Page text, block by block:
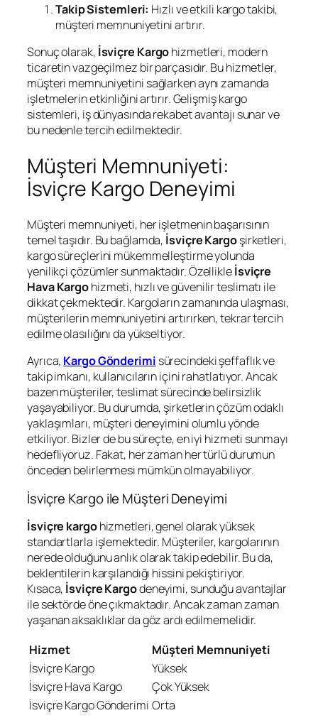
Takip Sistemleri: Hızlı ve etkili kargo takibi,
müşteri memnuniyetini artırır.
Sonuç olarak, İsviçre Kargohizmetleri, modern
ticaretin vazgeçilmez bir parçasıdır. Bu hizmetler,
müşteri memnuniyetini sağlarken aynı zamanda
işletmelerin etkinliğini artırır. Gelişmiş kargo
sistemleri, iş dünyasında rekabet avantajı sunar ve
bu nedenle tercih edilmektedir.
Müşteri Memnuniyeti:
İsviçre Kargo Deneyimi
Müşteri memnuniyeti, her işletmenin başarısının
temel taşıdır. Bu bağlamda, İsviçre Kargoşirketleri,
kargo süreçlerini mükemmelleştirme yolunda
yenilikçi çözümler sunmaktadır. Özellikleİsviçre
Hava Kargohizmeti, hızlı ve güvenilir teslimatı ile
dikkat çekmektedir. Kargoların zamanında ulaşması,
müşterilerin memnuniyetini artırırken, tekrar tercih
edilme olasılığını da yükseltiyor.
Ayrıca, Kargo Gönderimi sürecindeki şeffaflık ve
takip imkanı, kullanıcıların içini rahatlatıyor. Ancak
bazen müşteriler, teslimat sürecinde belirsizlik
yaşayabiliyor. Bu durumda, şirketlerin çözüm odaklı
yaklaşımları, müşteri deneyimini olumlu yönde
etkiliyor. Bizler de bu süreçte, en iyi hizmeti sunmayı
hedefliyoruz. Fakat, her zaman her türlü durumun
önceden belirlenmesi mümkün olmayabiliyor.
İsviçre Kargo ile Müşteri Deneyimi
İsviçre kargohizmetleri, genel olarak yüksek
standartlarla işlemektedir. Müşteriler, kargolarının
nerede olduğunu anlık olarak takip edebilir. Bu da,
beklentilerin karşılandığı hissini pekiştiriyor.
Kısaca, İsviçre Kargodeneyimi, sunduğu avantajlar
ile sektörde öne çıkmaktadır. Ancak zaman zaman
yaşanan aksaklıklar da göz ardı edilmemelidir.
Hizmet
Müşteri Memnuniyeti
İsviçre Kargo
Yüksek
İsviçre Hava Kargo
Çok Yüksek
İsviçre Kargo Gönderimi Orta